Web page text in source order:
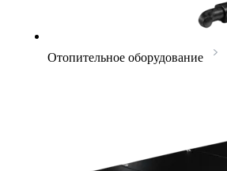
Отопительное оборудование